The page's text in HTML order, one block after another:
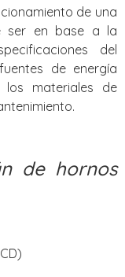
de una
ser en base a la
del
de energía
los materiales de
de hornos